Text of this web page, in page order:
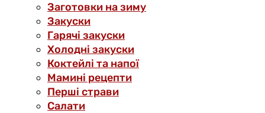
Заготовки на зиму
Закуски
Гарячі закуски
Холодні закуски
Коктейлі та напої
Мамині рецепти
Перші страви
Салати